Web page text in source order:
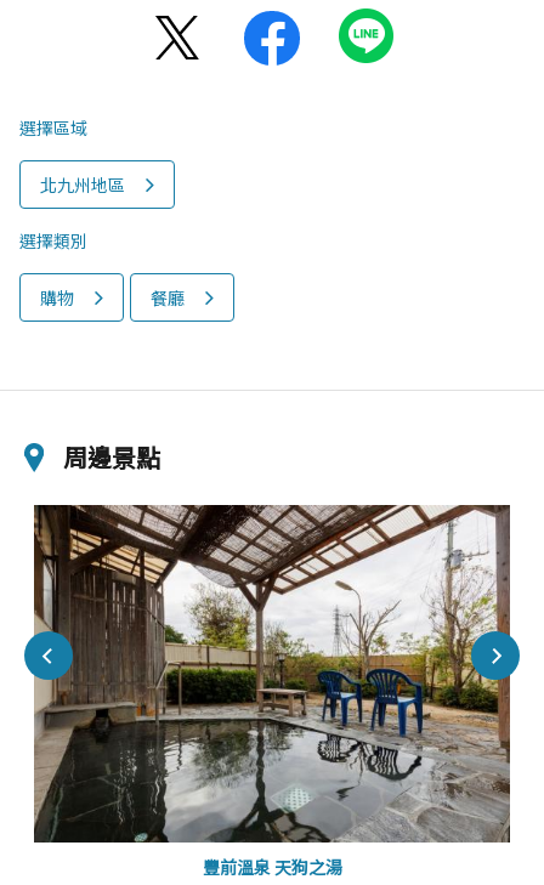
選擇區域
北九州地區
選擇類別
購物 餐廳
周邊景點
豐前溫泉 天狗之湯